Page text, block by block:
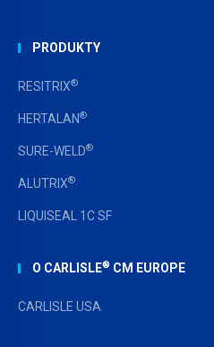
PRODUKTY
RESITRIX®
HERTALAN®
SURE-WELD®
ALUTRIX®
LIQUISEAL 1C SF
O CARLISLE® CM EUROPE
CARLISLE USA